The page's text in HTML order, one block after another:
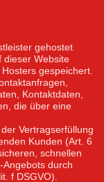
gehostet
dieser Website
gespeichert.
Kontaktdaten,
die über eine
Vertragserfüllung
Kunden (Art. 6
schnellen
durch
f DSGVO).